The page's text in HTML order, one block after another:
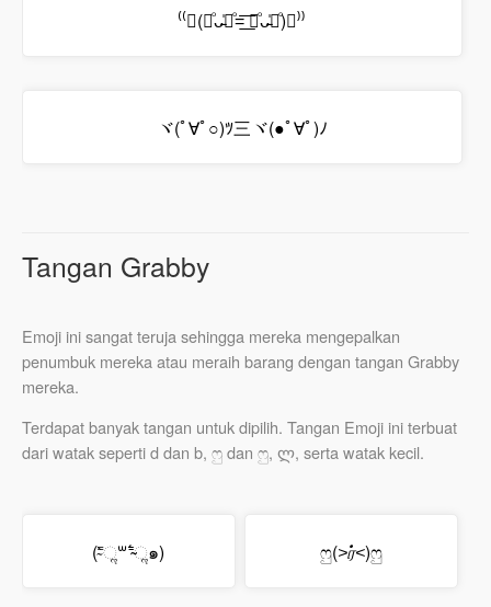
⁽⁽◞(꒪ͦᴗ̵̍꒪ͦ=͟͟͞͞ ꒪ͦᴗ̵̍꒪ͦ)◟⁾⁾
ヾ(ﾟ∀ﾟ○)ﾂ三ヾ(●ﾟ∀ﾟ)ﾉ
Tangan Grabby
Emoji ini sangat teruja sehingga mereka mengepalkan
penumbuk mereka atau meraih barang dengan tangan Grabby
mereka.
Terdapat banyak tangan untuk dipilih. Tangan Emoji ini terbuat
dari watak seperti d dan b, ෆු dan ෆු, ლ, serta watak kecil.
(⁼̴̀ૢ꒳​⁼̴́ૢ๑) ෆු(˃ர்˂)ෆු